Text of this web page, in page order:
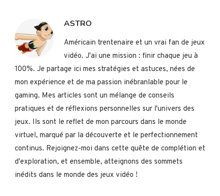
ASTRO
Américain trentenaire et un vrai fan de jeux
vidéo. J'ai une mission : finir chaque jeu à
100%. Je partage ici mes stratégies et astuces, nées de
mon expérience et de ma passion inébranlable pour le
gaming. Mes articles sont un mélange de conseils
pratiques et de réflexions personnelles sur l'univers des
jeux. Ils sont le reflet de mon parcours dans le monde
virtuel, marqué par la découverte et le perfectionnement
continus. Rejoignez-moi dans cette quête de complétion et
d'exploration, et ensemble, atteignons des sommets
inédits dans le monde des jeux vidéo !